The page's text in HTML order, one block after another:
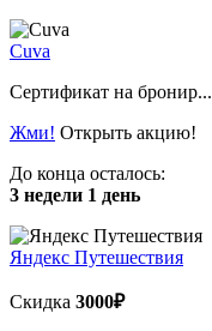
Cuva
Сертификат на бронир...
Жми! Открыть акцию!
До конца осталось:
3 недели 1 день
Яндекс Путешествия
Скидка 3000₽